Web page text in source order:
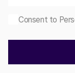
Consent to